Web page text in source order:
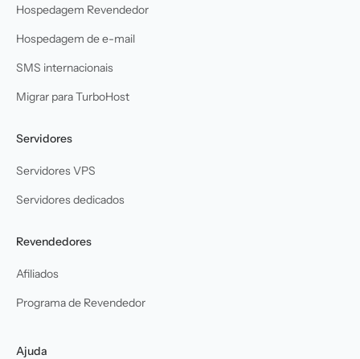
Hospedagem Revendedor
Hospedagem de e-mail
SMS internacionais
Migrar para TurboHost
Servidores
Servidores VPS
Servidores dedicados
Revendedores
Afiliados
Programa de Revendedor
Ajuda